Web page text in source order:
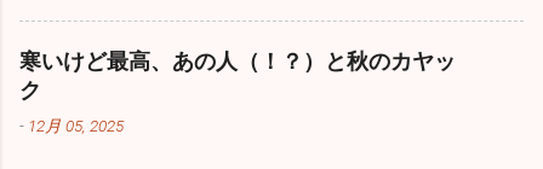
ですかね。今年も１０月からインフルエンザ
が流行し、いまだにたくさんの罹患者が出て
います。１２月になって猛威を振るっている
寒いけど最高、あの人（！？）と秋のカヤッ
ク
- 12月 05, 2025